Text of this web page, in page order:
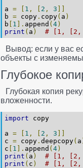
a = [ 1 , [ 2 , 3 ]]
b = copy . copy( a )
b [ 1 ]. append (4)
print ( a ) # [1, [2,
Вывод: если у вас
объекты с
Глубокое
Глубокая копия
вложенности.
import copy
a = [ 1 , [ 2 , 3 ]]
c = copy . deepcopy( a
c [ 1 ]. append (4)
print ( a )
# [1, [2,
print ( c ) # [1, [2,